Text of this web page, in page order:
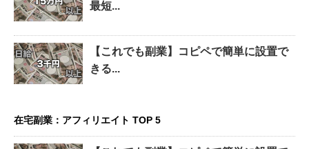
最短...
【これでも副業】コピペで簡単に設置で
きる...
在宅副業：アフィリエイト TOP 5